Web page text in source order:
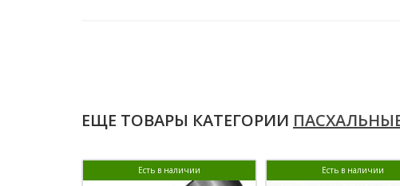
ЕЩЕ ТОВАРЫ КАТЕГОРИИ
Есть в наличии Есть в наличии